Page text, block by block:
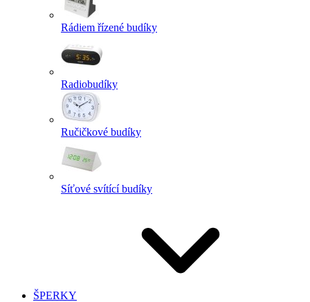
Rádiem řízené budíky
Radiobudíky
Ručičkové budíky
Síťové svítící budíky
ŠPERKY